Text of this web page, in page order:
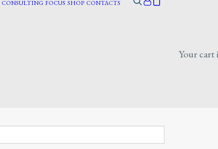
CONSULTING FOCUS SHOP CONTACTS
Your cart